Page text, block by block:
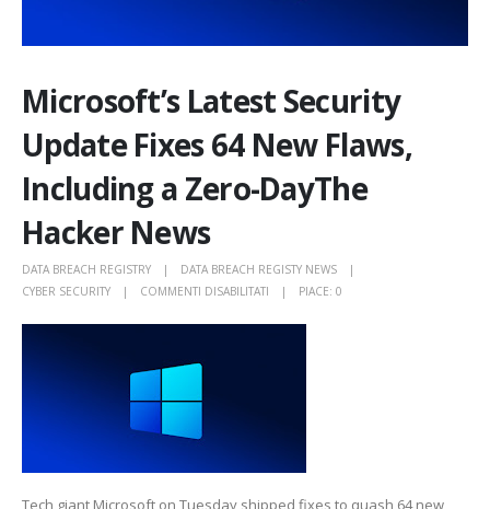
Microsoft’s Latest Security
Update Fixes 64 New Flaws,
Including a Zero-DayThe
Hacker News
DATA BREACH REGISTRY
DATA BREACH REGISTY NEWS
CYBER SECURITY
COMMENTI DISABILITATI PIACE: 0
Tech giant Microsoft on Tuesday shipped fixes to quash 64 new